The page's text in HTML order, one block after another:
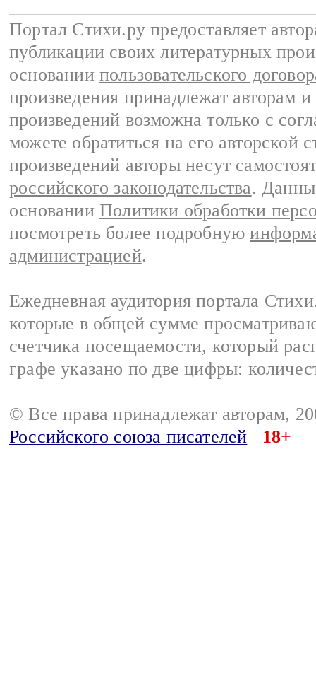
Портал Стихи.ру предоставляет
публикации своих литературных
основании пользовательского
произведения принадлежат авторам
произведений возможна только с
можете обратиться на его авторской
произведений авторы несут
российского законодательства.
основании Политики обработки
посмотреть более подробную
администрацией.
Ежедневная аудитория портала
которые в общей сумме
счетчика посещаемости, который
графе указано по две цифры:
© Все права принадлежат авторам,
Российского союза писателей
18+